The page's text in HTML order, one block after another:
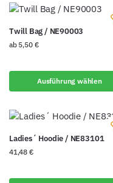
Twill Bag / NE90003
ab 5,50 €
Ausführung wählen
Ladies´ Hoodie / NE83101
41,48 €